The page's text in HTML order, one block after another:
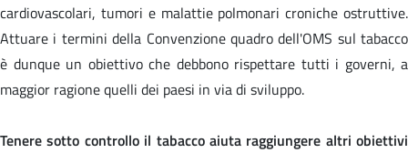
cardiovascolari, tumori e malattie polmonari croniche ostruttive.
Attuare i termini della Convenzione quadro dell'OMS sul tabacco
è dunque un obiettivo che debbono rispettare tutti i governi, a
maggior ragione quelli dei paesi in via di sviluppo.
Tenere sotto controllo il tabacco aiuta raggiungere altri obiettivi